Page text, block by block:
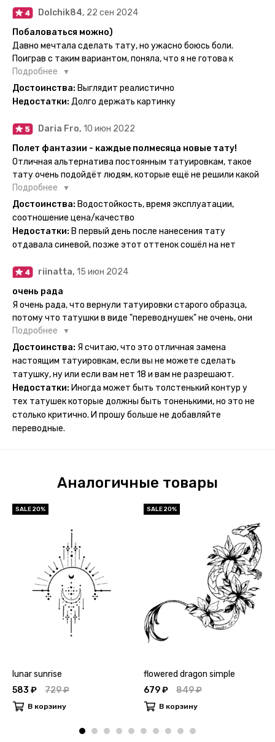
больше ничего и не нужно.
Dolchik84, 22 сен 2024
Побаловаться можно)
Давно мечтала сделать тату, но ужасно боюсь боли.
Поиграв с таким вариантом, поняла, что я не готова к
постоянной тату. Поэтому благодарю, что есть такая
возможность. Муж смог сделать тату в нескольких местах
одной картинкой).
Подробнее
Достоинства: Выглядит реалистично
Недостатки: Долго держать картинку
Daria Fro, 10 июн 2022
Полет фантазии - каждые полмесяца новые тату!
Отличная альтернатива постоянным татуировкам, такое
тату очень подойдёт людям, которые ещё не решили какой
эскиз им подойдёт на всю жизнь - продукт еверинк
держится на теле до 2 недель - после нанесения не нужно
бояться мочить такие тату, вода их так просто не смоет. К
рисункам прикладывается инструкция, но я предпочла
другой способ нанесения - оставила наклейку на теле на
ночь, чтобы точно перестраховаться - на утро эффект
сразу же проявился. На неподвижных частях тела тату
носится дольше, поэтому нужно обдуманно выбирать куда
её стоит наносить. Когда рисунок начнёт стираться -
водой спокойно можно убрать оставшийся контур.
Подробнее
Достоинства: Водостойкость, время эксплуатации,
соотношение цена/качество
Недостатки: В первый день после нанесения тату
отдавала синевой, позже этот оттенок сошёл на нет
riinatta, 15 июн 2024
очень рада
Я очень рада, что вернули татуировки старого образца,
потому что татушки в виде "переводнушек" не очень, они
просто не "усиживались", не те темнели, а после душа
вообще слазили, вот недавно сделала фризби дог и он
через сутки проявился и все ещё держится!! ну а 4 звезды
потому что у меня ещё очень много переводных
татуировок(
Подробнее
Достоинства: Я считаю, что это отличная замена
настоящим татуировкам, если вы не можете сделать
татушку, ну или если вам нет 18 и вам не разрешают.
Недостатки: Иногда может быть толстенький контур у
тех татушек которые должны быть тоненькими, но это не
столько критично. И прошу больше не добавляйте
переводные.
Аналогичные товары
SALE 20%
lunar sunrise
583 ₽
729 ₽
В корзину
SALE 20%
flowered dragon simple
679 ₽
849 ₽
В корзину